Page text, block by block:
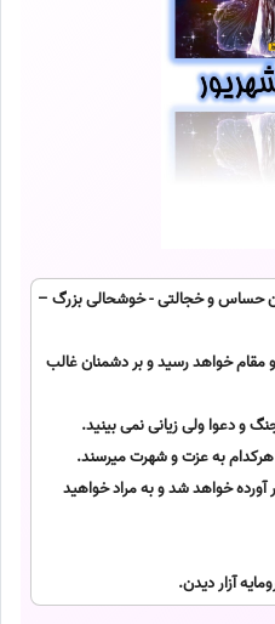
حساس و خجالتی - خوشحالی بزرگ –
خواهد رسید و بر دشمنان غالب
و دعوا ولی زیانی نمی بینید.
هرکدام به عزت و شهرت میرسند.
خواهد شد و به مراد خواهید
آزار دیدن.